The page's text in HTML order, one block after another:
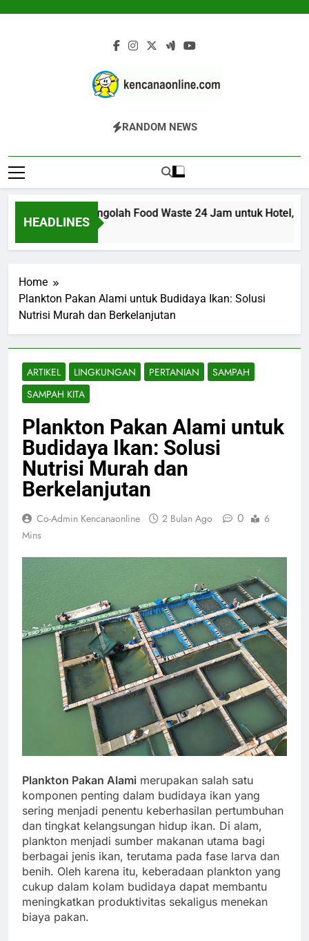
Kencana Online
Jasa Pengelolaan Sampah Kawasan
Dan Industri
RANDOM NEWS
HEADLINES
Mesin Pengolah Food Waste 24 Jam untuk Hotel,
Home
Plankton Pakan Alami untuk Budidaya Ikan: Solusi
Nutrisi Murah dan Berkelanjutan
ARTIKEL LINGKUNGAN PERTANIAN
SAMPAH
SAMPAH KITA
Plankton Pakan Alami untuk
Budidaya Ikan: Solusi
Nutrisi Murah dan
Berkelanjutan
Co-Admin Kencanaonline 2 Bulan Ago 0
6
Mins
Plankton Pakan Alami merupakan salah satu
komponen penting dalam budidaya ikan yang
sering menjadi penentu keberhasilan pertumbuhan
dan tingkat kelangsungan hidup ikan. Di alam,
plankton menjadi sumber makanan utama bagi
berbagai jenis ikan, terutama pada fase larva dan
benih. Oleh karena itu, keberadaan plankton yang
cukup dalam kolam budidaya dapat membantu
meningkatkan produktivitas sekaligus menekan
biaya pakan.